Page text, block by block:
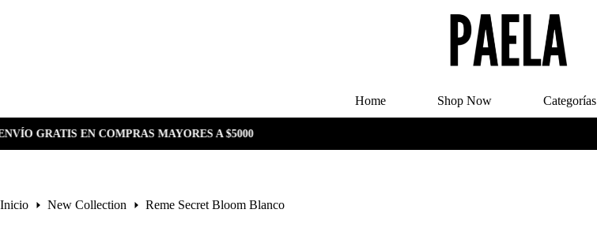
Home
Shop Now Categorías
A $5000
Inicio New Collection Reme Secret Bloom Blanco